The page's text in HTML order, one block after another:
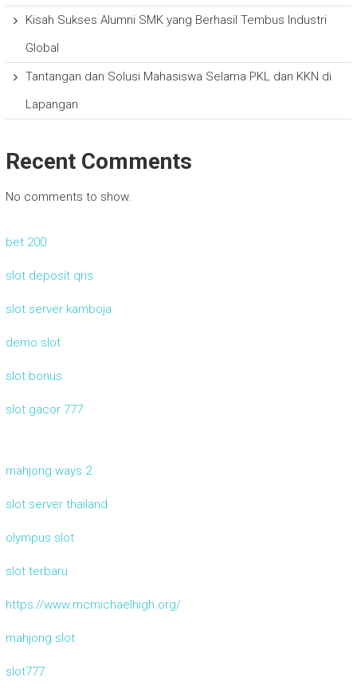
Kisah Sukses Alumni SMK yang Berhasil Tembus Industri
Global
Tantangan dan Solusi Mahasiswa Selama PKL dan KKN di
Lapangan
Recent Comments
No comments to show.
bet 200
slot deposit qris
slot server kamboja
demo slot
slot bonus
slot gacor 777
mahjong ways 2
slot server thailand
olympus slot
slot terbaru
https://www.mcmichaelhigh.org/
mahjong slot
slot777